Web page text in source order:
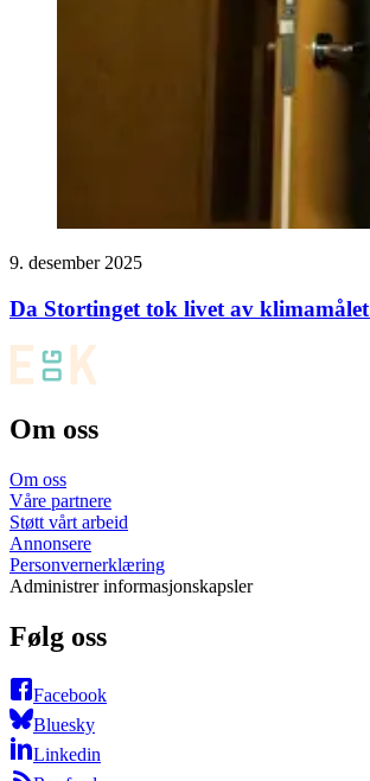
9. desember 2025
Da Stortinget tok livet av klimamålet
Om oss
Om oss
Våre partnere
Støtt vårt arbeid
Annonsere
Personvernerklæring
Administrer informasjonskapsler
Følg oss
Facebook
Bluesky
Linkedin